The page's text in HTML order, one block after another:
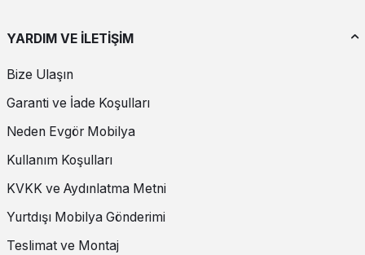
YARDIM VE İLETİŞİM
Bize Ulaşın
Garanti ve İade Koşulları
Neden Evgör Mobilya
Kullanım Koşulları
KVKK ve Aydınlatma Metni
Yurtdışı Mobilya Gönderimi
Teslimat ve Montaj